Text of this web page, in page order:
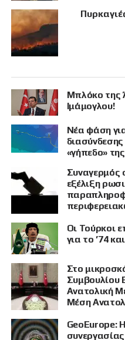
Μπλόκο της
Ιμάμογλου!
Νέα φάση
«γήπεδο»
Συναγερμός
εξέλιξη
Οι Τούρκοι
για το ’74
Στο
Συμβουλίου
Ανατολική
Μέση
GeoEurope: